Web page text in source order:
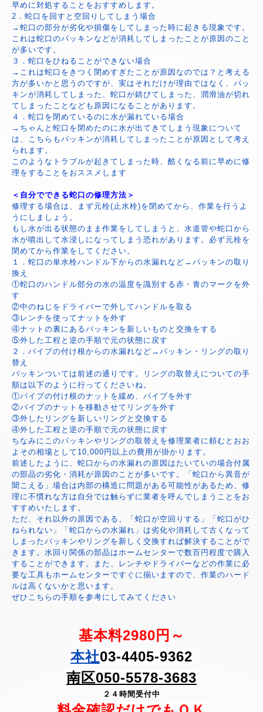
早めに対処することをおすすめします。
2．蛇口を回すと空回りしてしまう場合
→蛇口の部分が劣化や損傷をしてしまった時に起きる現象です。
これは蛇口のパッキンなどが消耗してしまったことが原因のこと
が多いです。
３．蛇口をひねることができない場合
→これは蛇口をきつく閉めすぎたことが原因なのでは？と考える
方が多いかと思うのですが、実はそれだけが理由ではなく、パッ
キンが消耗してしまった、蛇口が錆びてしまった、潤滑油が切れ
てしまったことなども原因になることがあります。
４．蛇口を閉めているのに水が漏れている場合
→ちゃんと蛇口を閉めたのに水が出てきてしまう現象について
は、こちらもパッキンが消耗してしまったことが原因として考え
られます。
このようなトラブルが起きてしまった時、酷くなる前に早めに修
理をすることをおススメします
＜自分でできる蛇口の修理方法＞
修理する場合は、まず元栓(止水栓)を閉めてから、作業を行うよ
うにしましょう。
もし水が出る状態のまま作業をしてしまうと、水道管や蛇口から
水が噴出して水浸しになってしまう恐れがあります。必ず元栓を
閉めてから作業をしてください。
１．蛇口の単水栓ハンドル下からの水漏れなど→パッキンの取り
換え
①蛇口のハンドル部分の水の温度を識別する赤・青のマークを外
す
②中のねじをドライバーで外してハンドルを取る
③レンチを使ってナットを外す
④ナットの裏にあるパッキンを新しいものと交換をする
⑤外した工程と逆の手順で元の状態に戻す
２．パイプの付け根からの水漏れなど→パッキン・リングの取り
替え
パッキンついては前述の通りです。リングの取替えについての手
順は以下のように行ってくださいね。
①パイプの付け根のナットを緩め、パイプを外す
②パイプのナットを移動させてリングを外す
③外したリングを新しいリングと交換する
④外した工程と逆の手順で元の状態に戻す
ちなみにこのパッキンやリングの取替えを修理業者に頼むとおお
よその相場として10,000円以上の費用が掛かります。
前述したように、蛇口からの水漏れの原因はたいていの場合付属
の部品の劣化・消耗が原因のことが多いです。「蛇口から異音が
聞こえる」場合は内部の構造に問題がある可能性があるため、修
理に不慣れな方は自分では触らずに業者を呼んでしまうことをお
すすめいたします。
ただ、それ以外の原因である、「蛇口が空回りする」「蛇口がひ
ねられない」「蛇口からの水漏れ」は劣化や消耗して古くなって
しまったパッキンやリングを新しく交換すれば解決することがで
きます。水回り関係の部品はホームセンターで数百円程度で購入
することができます。また、レンチやドライバーなどの作業に必
要な工具もホームセンターですぐに揃いますので、作業のハード
ルは高くないかと思います。
ぜひこちらの手順を参考にしてみてください
基本料2980円～
本社03-4405-9362
南区050-5578-3683
２４時間受付中